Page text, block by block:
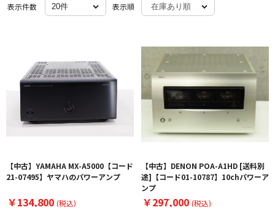
表示件数 表示順
【中古】YAMAHA MX-A5000【コード
21-07495】ヤマハのパワーアンプ
￥134,800 (税込)
【中古】DENON POA-A1HD [送料別
途]【コード01-10787】10chパワーア
ンプ
￥297,000 (税込)